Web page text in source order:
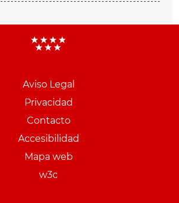
Aviso Legal
Privacidad
Contacto
Accesibilidad
Mapa web
w3c